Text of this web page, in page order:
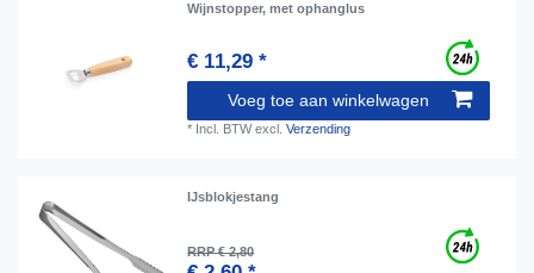
Wijnstopper, met ophanglus
€ 11,29 *
Voeg toe aan winkelwagen
* Incl. BTWexcl.Verzending
IJsblokjestang
RRP € 2,80